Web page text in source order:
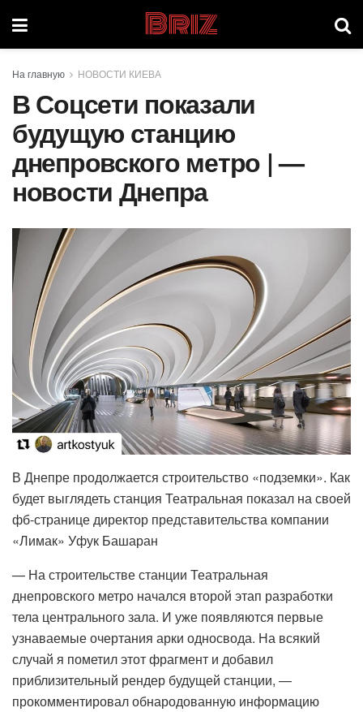
Briz
На главную НОВОСТИ КИЕВА
В Соцсети показали
будущую станцию
днепровского метро | —
новости Днепра
В Днепре продолжается строительство «подземки». Как
будет выглядеть станция Театральная показал на своей
фб-странице директор представительства компании
«Лимак» Уфук Башаран
— На строительстве станции Театральная
днепровского метро начался второй этап разработки
тела центрального зала. И уже появляются первые
узнаваемые очертания арки односвода. На всякий
случай я пометил этот фрагмент и добавил
приблизительный рендер будущей станции, —
прокомментировал обнародованную информацию